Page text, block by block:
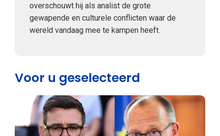
overschouwt hij als analist de grote
gewapende en culturele conflicten waar de
wereld vandaag mee te kampen heeft.
Voor u geselecteerd